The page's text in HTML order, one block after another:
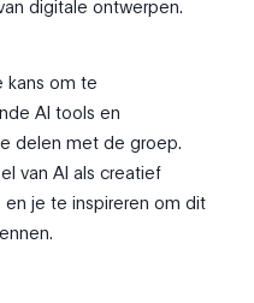
digitale ontwerpen.
kans om te
AI tools en
delen met de groep.
van AI als creatief
je te inspireren om dit